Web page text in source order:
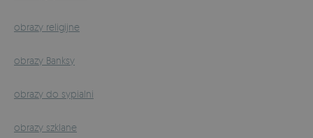
obrazy religijne
obrazy Banksy
obrazy do sypialni
obrazy szklane